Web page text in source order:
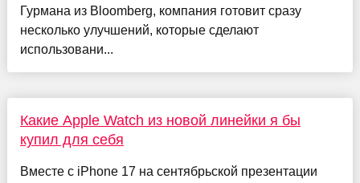
Гурмана из Bloomberg, компания готовит сразу
несколько улучшений, которые сделают
использовани...
Какие Apple Watch из новой линейки я бы
купил для себя
Вместе с iPhone 17 на сентябрьской презентации